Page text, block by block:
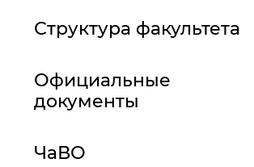
Структура факультета
Официальные
документы
ЧаВО